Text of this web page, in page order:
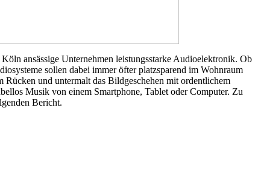
ansässige Unternehmen leistungsstarke Audioelektronik. Ob
sollen dabei immer öfter platzsparend im Wohnraum
und untermalt das Bildgeschehen mit ordentlichem
Musik von einem Smartphone, Tablet oder Computer. Zu
Bericht.